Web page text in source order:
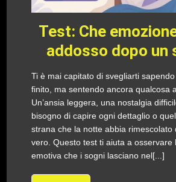
Test: Che
addosso dopo un
Ti è mai capitato di svegliarti
finito, ma sentendo ancora qualcosa
Un’ansia leggera, una nostalgia
bisogno di capire ogni dettaglio o
strana che la notte abbia rimescolato
vero. Questo test ti aiuta a osservare
emotiva che i sogni lasciano nel[...]